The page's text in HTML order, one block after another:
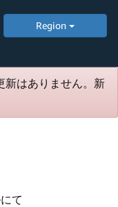
Region
新はありません。新
て